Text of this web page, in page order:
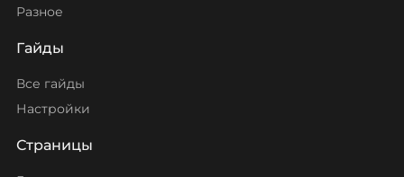
Разное
Гайды
Все гайды
Настройки
Страницы